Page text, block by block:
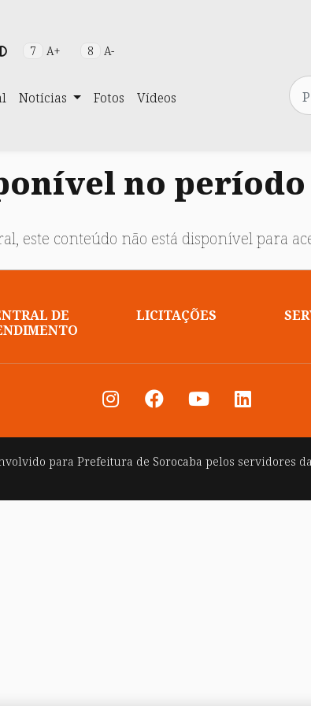
7 A+ 8 A-
Notícias Fotos Vídeos
Pesquisa
no
este conteúdo não está disponível para
DE
LICITAÇÕES
paraPrefeitura de Sorocaba pelos servidores da